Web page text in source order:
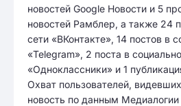
новостей Google Новости и 5
новостей Рамблер, а также 24
сети «ВКонтакте», 14 постов в
«Telegram», 2 поста в
«Одноклассники» и 1
Охват пользователей,
новость по данным